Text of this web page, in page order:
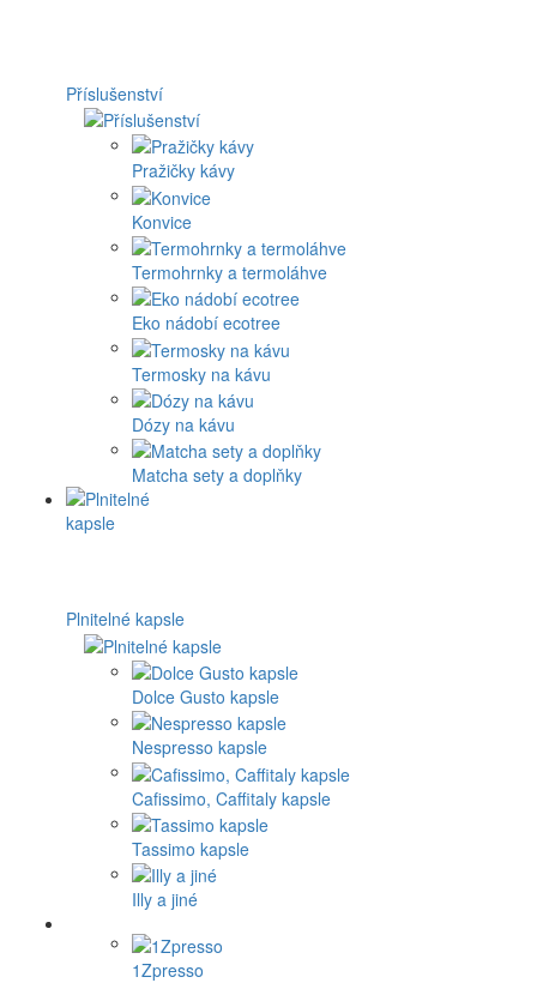
Příslušenství
Pražičky kávy
Konvice
Termohrnky a termoláhve
Eko nádobí ecotree
Termosky na kávu
Dózy na kávu
Matcha sety a doplňky
Plnitelné kapsle
Dolce Gusto kapsle
Nespresso kapsle
Cafissimo, Caffitaly kapsle
Tassimo kapsle
Illy a jiné
1Zpresso